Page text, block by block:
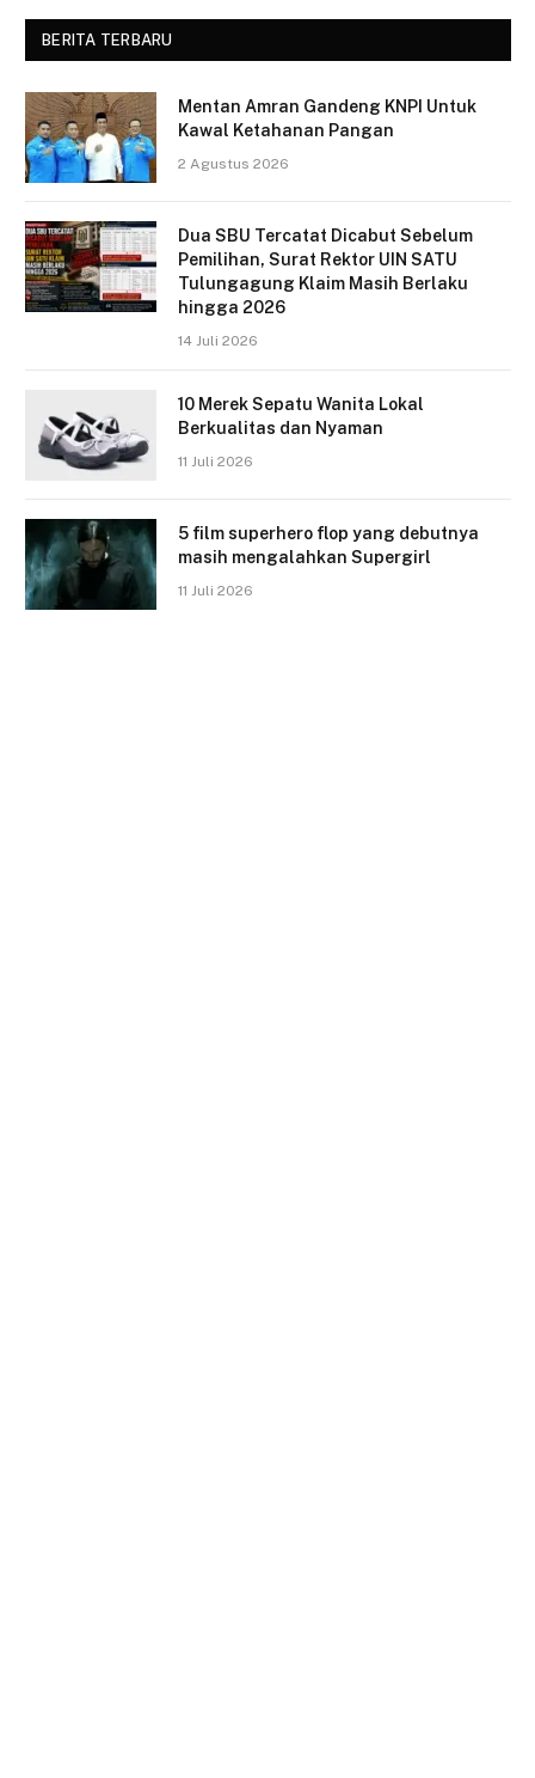
BERITA TERBARU
Mentan Amran Gandeng KNPI Untuk
Kawal Ketahanan Pangan
2 Agustus 2026
Dua SBU Tercatat Dicabut Sebelum
Pemilihan, Surat Rektor UIN SATU
Tulungagung Klaim Masih Berlaku
hingga 2026
14 Juli 2026
10 Merek Sepatu Wanita Lokal
Berkualitas dan Nyaman
11 Juli 2026
5 film superhero flop yang debutnya
masih mengalahkan Supergirl
11 Juli 2026